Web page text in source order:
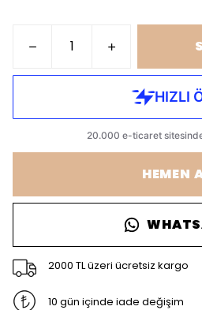
HEMEN
2000 TL üzeri ücretsiz kargo
10 gün içinde iade değişim